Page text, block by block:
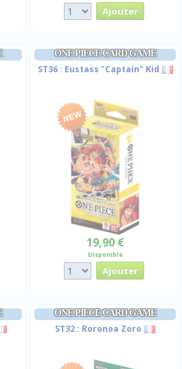
ONE PIECE CARD GAME
ST36 : Eustass "Captain" Kid
19,90 €
Disponible
ONE PIECE CARD GAME
ST32 : Roronoa Zoro